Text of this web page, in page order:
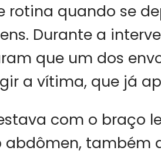
rotina quando se
Durante a
que um dos
a vítima, que já
com o braço
abdômen, também